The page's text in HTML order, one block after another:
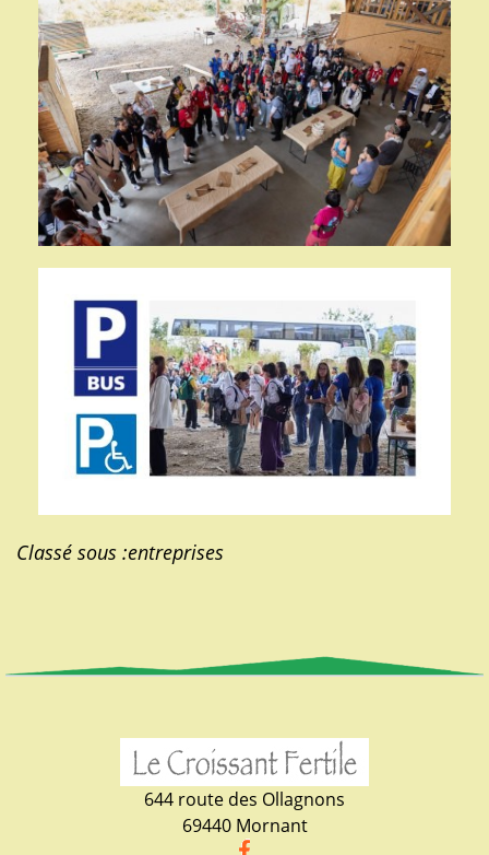
Classé sous :entreprises
644 route des Ollagnons
69440 Mornant